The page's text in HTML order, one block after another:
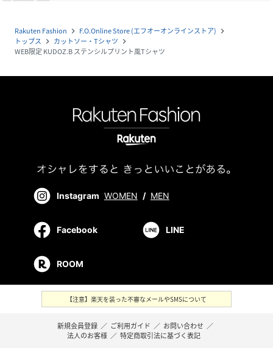
Rakuten Fashion navigate_next F.O.Online Store (エフオーオンラインストア) navigate_next
トップス navigate_next カットソー・Tシャツ navigate_next
WEB限定 KUDOZ.B ステンシルプリント風Tシャツ
Instagram WOMEN / MEN
Facebook LINE
ROOM
【注意】楽天を装った不審なメールやSMSについて
新規会員登録 ／ ご利用ガイド ／ お問い合わせ ／
法人のお客様 ／ 特定商取引法に基づく表記